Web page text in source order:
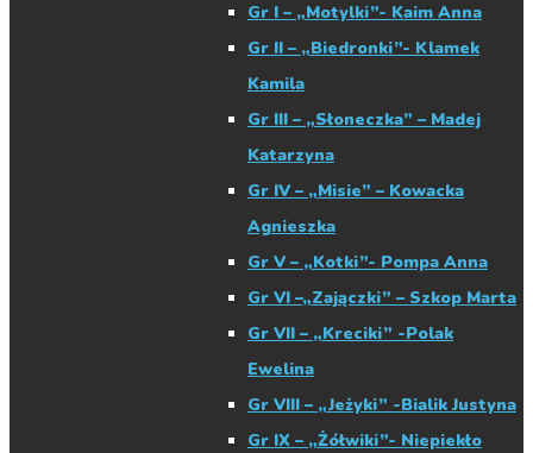
Gr I – „Motylki”- Kaim Anna
Gr II – „Biedronki”- Klamek
Kamila
Gr III – „Słoneczka” – Madej
Katarzyna
Gr IV – „Misie” – Kowacka
Agnieszka
Gr V – „Kotki”- Pompa Anna
Gr VI –„Zajączki” – Szkop Marta
Gr VII – „Kreciki” -Polak
Ewelina
Gr VIII – „Jeżyki” -Bialik Justyna
Gr IX – „Żółwiki”- Niepiekło